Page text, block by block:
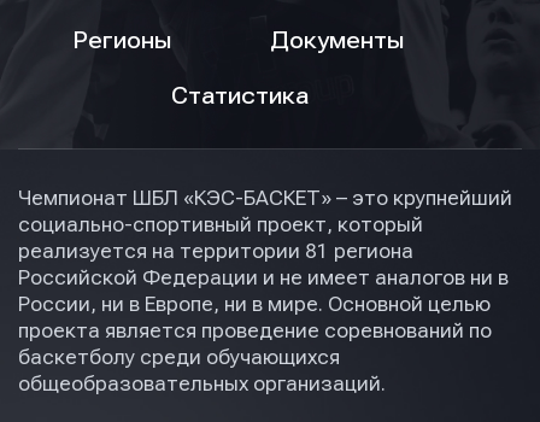
Регионы
Документы
Статистика
Чемпионат ШБЛ «КЭС-БАСКЕТ» – это крупнейший
социально-спортивный проект, который
реализуется на территории 81 региона
Российской Федерации и не имеет аналогов ни в
России, ни в Европе, ни в мире. Основной целью
проекта является проведение соревнований по
баскетболу среди обучающихся
общеобразовательных организаций.